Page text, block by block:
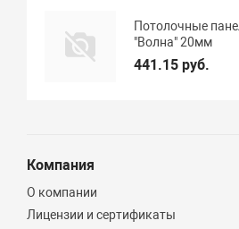
Потолочные
"Волна" 20мм
441.15 руб.
Компания
О компании
Лицензии и сертификаты